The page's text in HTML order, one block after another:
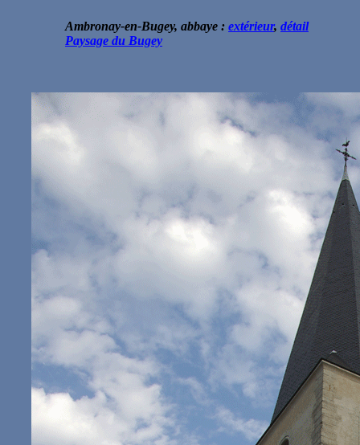
Ambronay-en-Bugey, abbaye : extérieur, détail
Paysage du Bugey